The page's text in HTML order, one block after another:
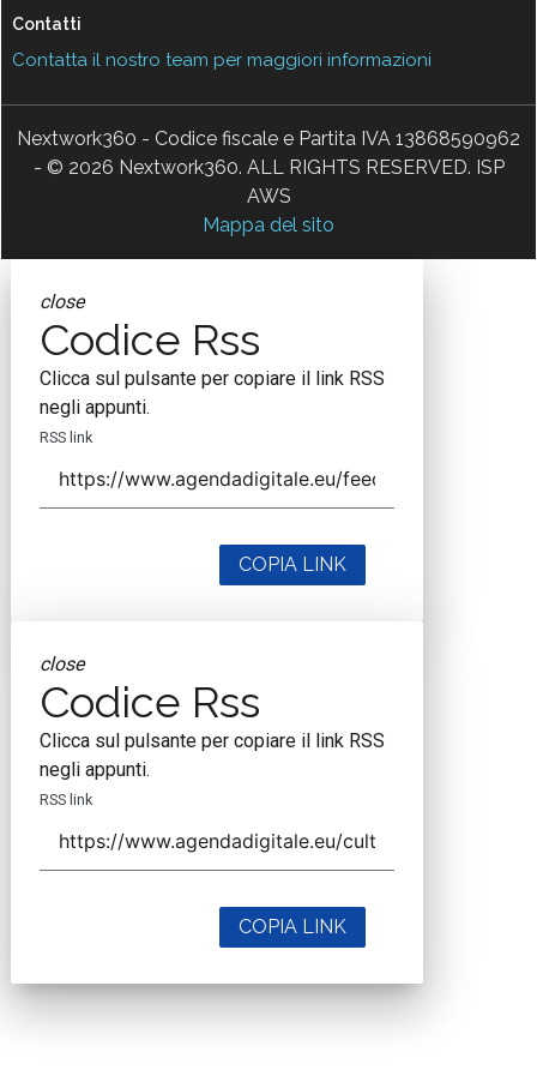
Contatti
Contatta il nostro team per maggiori informazioni
Nextwork360 - Codice fiscale e Partita IVA 13868590962
- © 2026 Nextwork360. ALL RIGHTS RESERVED. ISP
AWS
Mappa del sito
close
Codice Rss
Clicca sul pulsante per copiare il link RSS
negli appunti.
RSS link
COPIA LINK
close
Codice Rss
Clicca sul pulsante per copiare il link RSS
negli appunti.
RSS link
COPIA LINK